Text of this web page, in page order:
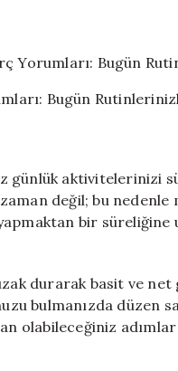
Bugün
günlük
değil; bu
bir süreliğine
durarak basit ve
bulmanızda
olabileceğiniz